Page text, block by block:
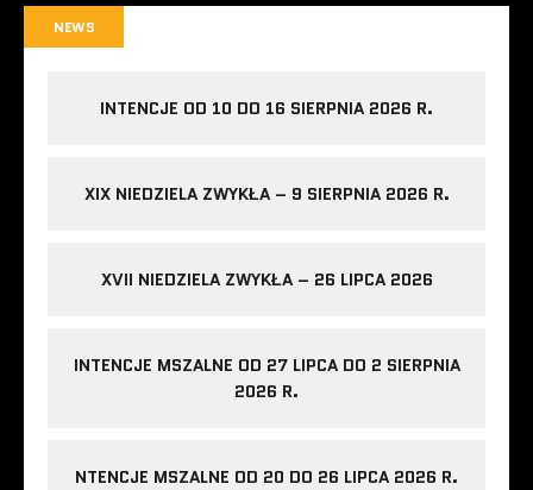
NEWS
INTENCJE OD 10 DO 16 SIERPNIA 2026 R.
XIX NIEDZIELA ZWYKŁA – 9 SIERPNIA 2026 R.
XVII NIEDZIELA ZWYKŁA – 26 LIPCA 2026
INTENCJE MSZALNE OD 27 LIPCA DO 2 SIERPNIA
2026 R.
NTENCJE MSZALNE OD 20 DO 26 LIPCA 2026 R.